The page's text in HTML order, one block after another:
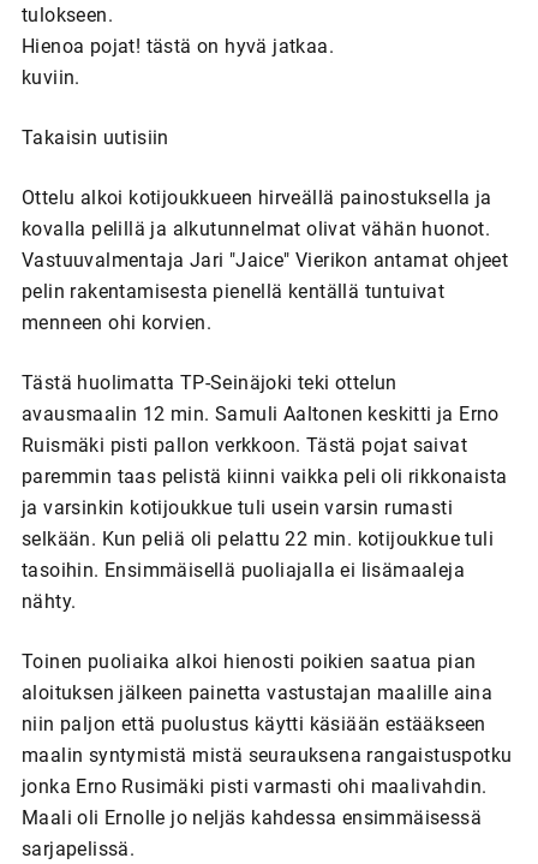
tulokseen.
Hienoa pojat! tästä on hyvä jatkaa.
kuviin.
Takaisin uutisiin
Ottelu alkoi kotijoukkueen hirveällä painostuksella ja
kovalla pelillä ja alkutunnelmat olivat vähän huonot.
Vastuuvalmentaja Jari "Jaice" Vierikon antamat ohjeet
pelin rakentamisesta pienellä kentällä tuntuivat
menneen ohi korvien.
Tästä huolimatta TP-Seinäjoki teki ottelun
avausmaalin 12 min. Samuli Aaltonen keskitti ja Erno
Ruismäki pisti pallon verkkoon. Tästä pojat saivat
paremmin taas pelistä kiinni vaikka peli oli rikkonaista
ja varsinkin kotijoukkue tuli usein varsin rumasti
selkään. Kun peliä oli pelattu 22 min. kotijoukkue tuli
tasoihin. Ensimmäisellä puoliajalla ei lisämaaleja
nähty.
Toinen puoliaika alkoi hienosti poikien saatua pian
aloituksen jälkeen painetta vastustajan maalille aina
niin paljon että puolustus käytti käsiään estääkseen
maalin syntymistä mistä seurauksena rangaistuspotku
jonka Erno Rusimäki pisti varmasti ohi maalivahdin.
Maali oli Ernolle jo neljäs kahdessa ensimmäisessä
sarjapelissä.